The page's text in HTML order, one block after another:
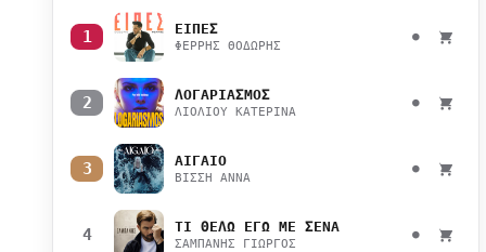
1 ΕΙΠΕΣ
ΦΕΡΡΗΣ ΘΟΔΩΡΗΣ
●
2 ΛΟΓΑΡΙΑΣΜΟΣ
ΛΙΟΛΙΟΥ ΚΑΤΕΡΙΝΑ
●
3 ΑΙΓΑΙΟ
ΒΙΣΣΗ ΑΝΝΑ
●
4 ΤΙ ΘΕΛΩ ΕΓΩ ΜΕ ΣΕΝΑ
ΣΑΜΠΑΝΗΣ ΓΙΩΡΓΟΣ
●